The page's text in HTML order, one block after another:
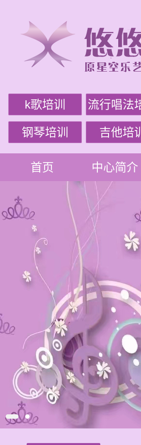
k歌培训 流行唱法
钢琴培训 吉他培训
首页 中心简介